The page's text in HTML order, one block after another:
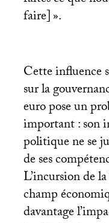
faire]».
Cette influence
sur la
euro pose un
important : son
politique ne se
de ses
L’incursion de
champ
davantage